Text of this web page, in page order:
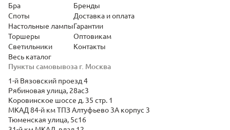
Пункты самовывоза г. Москва
1-й Вязовский проезд 4
Рябиновая улица, 28ас3
Коровинское шоссе д. 35 стр. 1
МКАД 84-й км ТПЗ Алтуфьево 3А корпус 3
Тюменская улица, 5с16
Бра
Споты
Настольные лампы
Торшеры
Светильники
Весь каталог
Бренды
Доставка и оплата
Гарантии
Оптовикам
Контакты